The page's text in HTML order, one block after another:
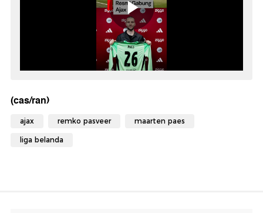
(cas/ran)
ajax remko pasveer maarten paes
liga belanda